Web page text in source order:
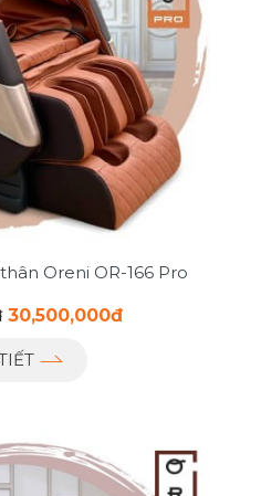
Oreni OR-166 Pro
30,500,000đ